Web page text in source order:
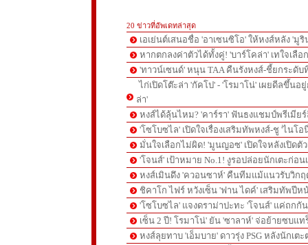
20 ข่าวที่อัพเดทล่าสุด
เอเย่นต์เสนอชื่อ 'อาเซนซิโอ' ให้หงส์หลัง 'มู
หากตกลงค่าตัวได้ทั้งคู่! 'บาร์โคล่า' เทใจเลือ
'ทาวน์เซนด์' หนุน TAA คืนรังหงส์-ชี้ยกระดั
ไก่เปิดโต๊ะล่า 'กัคโป' - 'โรมาโน่' เผยดีลขึ้นอ
ล่า'
หงส์ได้ลุ้นไหม? 'คาร์รา' ฟันธงแชมป์พรีเมีย
'โซโบซไล' เปิดใจเรื่องเสริมทัพหงส์-ชู 'ไนโ
มั่นใจเลือกไม่ผิด! 'มูนญอซ' เปิดใจหลังเปิดตั
'โจนส์' เป้าหมาย No.1! งูรอปล่อยนักเตะก่อ
หงส์เมินดึง 'ควอนซาห์' คืนทีมแม้แนวรับวิก
ชิคาโก ไฟร์ หวังเซ็น 'ฟาน ไดค์' เสริมทัพปีห
'โซโบซไล' แจงดราม่าปะทะ 'โจนส์' แค่ถกกั
เซ็น 2 ปี! โรมาโน่' ยัน 'ซาลาห์' จ่อย้ายซบแ
หงส์ลุยทาบ 'เอ็มบาย' ดาวรุ่ง PSG หลังนักเต